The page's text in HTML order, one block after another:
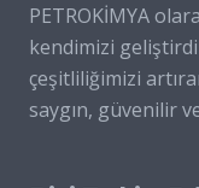
PETROKİMYA
kendimizi
çeşitliliğimizi
saygın, güvenilir